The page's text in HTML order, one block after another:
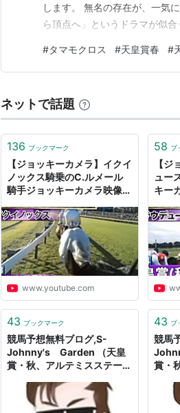
します。 無名の存在が、一気
ら頂点へ」というドラマが似
ルで苦戦し、「芦毛の地味な
うとしていた。 しかし――。
#タマモクロス #天皇賞春 #
ネットで話題
136 ブックマーク
【ジョッキーカメラ】イクイ
ノックス騎乗のC.ルメール
騎手ジョッキーカメラ映像｜
公式
www.youtube.com
58 ブ
【ジ
ュー
キー
43 ブックマーク
競馬予想無料ブログ,S-
Johnny's Garden （天皇
賞・秋、アルテミスステーク
- S-Johnny's Garden
43 ブ
競馬
賞・
S-